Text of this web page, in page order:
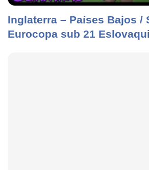
Inglaterra – Países Bajos /
Eurocopa sub 21